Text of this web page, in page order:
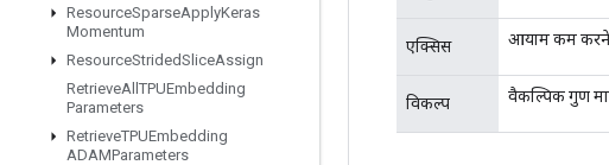
ResourceSparseApplyKeras
Momentum
ResourceStridedSliceAssign
RetrieveAll TPUEmbedding
Parameters
RetrieveTPUEmbedding
ADAMParameters
एक्सिस आयाम कम करने
विकल्प वैकल्पिक गुण